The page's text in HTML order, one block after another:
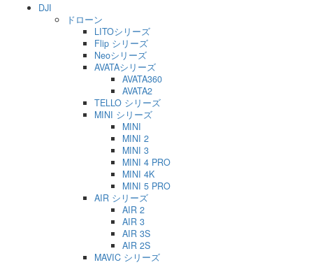
DJI
ドローン
LITOシリーズ
Flip シリーズ
Neoシリーズ
AVATAシリーズ
AVATA360
AVATA2
TELLO シリーズ
MINI シリーズ
MINI
MINI 2
MINI 3
MINI 4 PRO
MINI 4K
MINI 5 PRO
AIR シリーズ
AIR 2
AIR 3
AIR 3S
AIR 2S
MAVIC シリーズ